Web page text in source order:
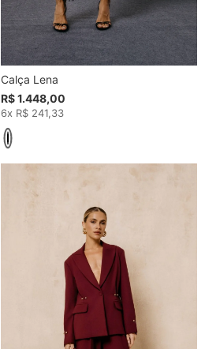
Calça Lena
R$ 1.448,00
6x R$ 241,33